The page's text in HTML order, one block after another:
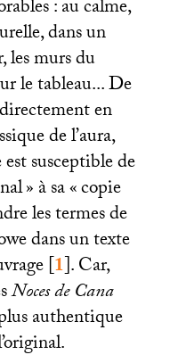
: au calme,
dans un
les murs du
le tableau... De
en
de l’aura,
susceptible de
» à sa «copie
les termes de
dans un texte
[1]. Car,
Noces de Cana
authentique